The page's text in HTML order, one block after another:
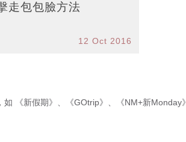
走包包臉方法
12 Oct 2016
如 《新假期》 、 《GOtrip》 、 《NM+新Monday》